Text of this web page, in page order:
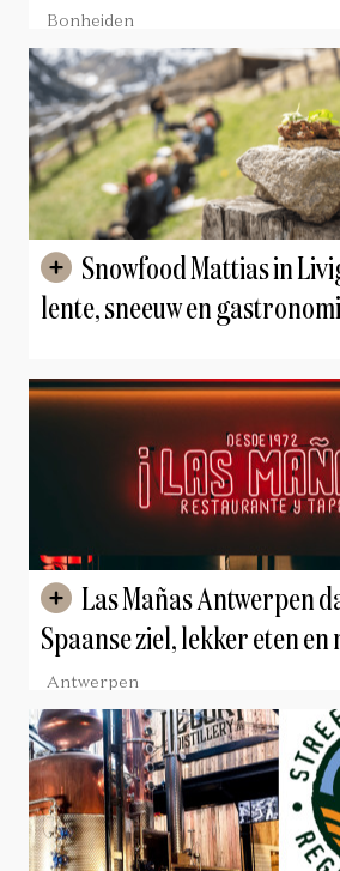
Bonheiden
lente, sneeuw en
Spaanse ziel, lekker eten en
Antwerpen